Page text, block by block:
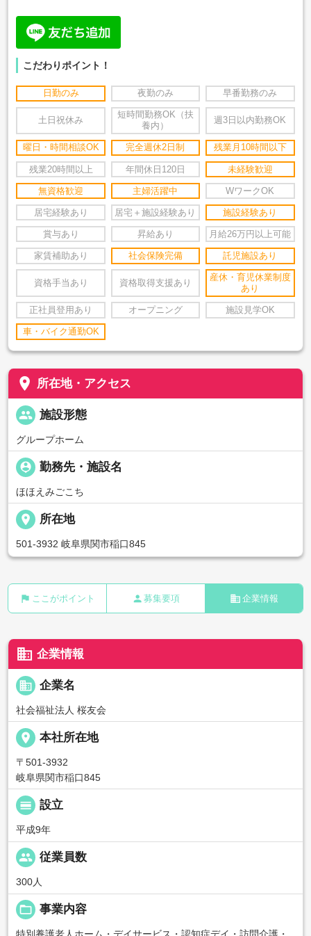
こだわりポイント！
日勤のみ 夜勤のみ 早番勤務のみ
土日祝休み
短時間勤務OK（扶
養内）
週3日以内勤務OK
曜日・時間相談OK 完全週休2日制 残業月10時間以下
残業20時間以上 年間休日120日 未経験歓迎
無資格歓迎 主婦活躍中 WワークOK
居宅経験あり 居宅＋施設経験あり 施設経験あり
賞与あり 昇給あり 月給26万円以上可能
家賃補助あり 社会保険完備 託児施設あり
資格手当あり 資格取得支援あり
産休・育児休業制度
あり
正社員登用あり オープニング 施設見学OK
車・バイク通勤OK
place 所在地・アクセス
people 施設形態
グループホーム
person_pin 勤務先・施設名
ほほえみごこち
place 所在地
501-3932 岐阜県関市稲口845
flag ここがポイント person 募集要項 business 企業情報
business 企業情報
business 企業名
社会福祉法人 桜友会
place 本社所在地
〒501-3932
岐阜県関市稲口845
calendar_view_day 設立
平成9年
people 従業員数
300人
folder_open 事業内容